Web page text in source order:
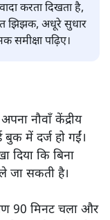
करता दिखता है,
झिझक, अधूरे सुधार
पढ़िए।
नौवाँ केंद्रीय
में दर्ज हो गईं।
कि बिना
जा सकती है।
90 मिनट चला और